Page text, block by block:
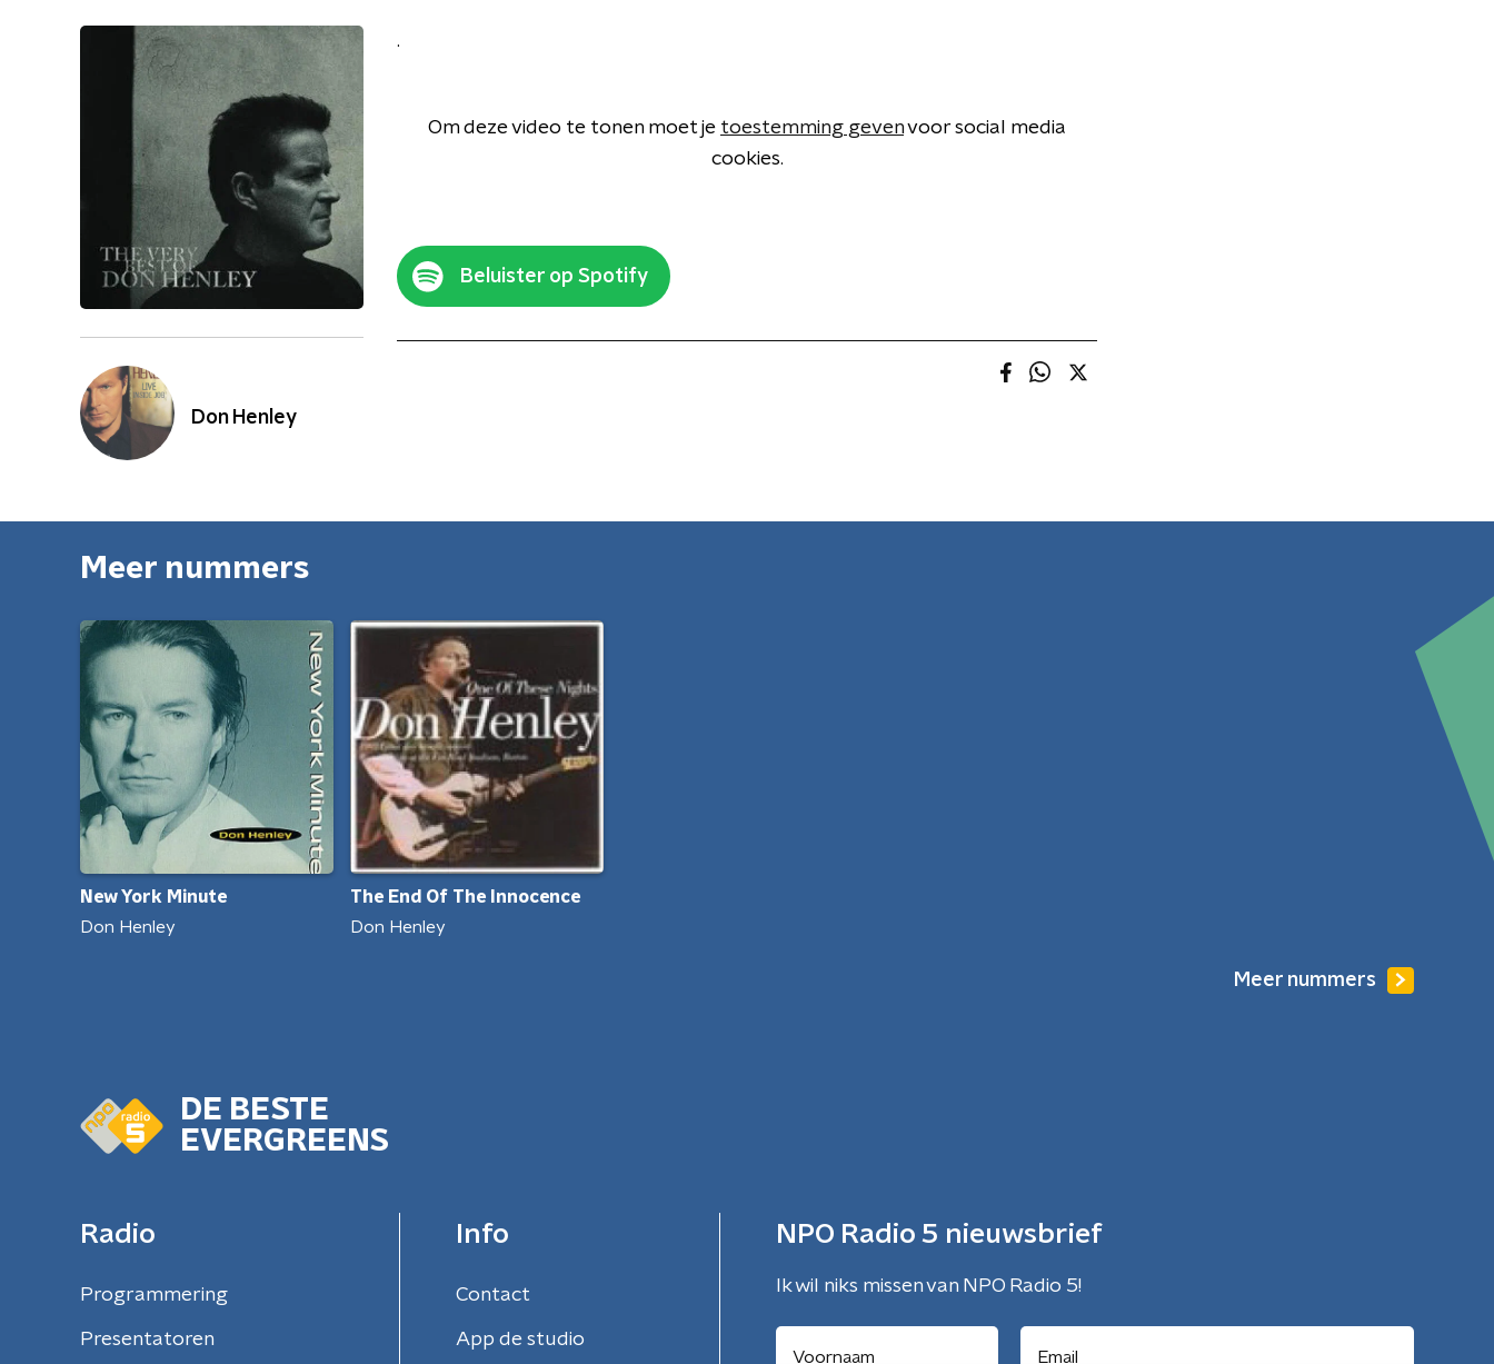
Don Henley
.
Om deze video te tonen moet je toestemming gevenvoor social media
cookies.
Beluister op Spotify
Meer nummers
New York Minute
Don Henley
The End Of The Innocence
Don Henley
Meer nummers
DE BESTE
EVERGREENS
Radio
Programmering
Presentatoren
Info
Contact
App de studio
NPO Radio 5 nieuwsbrief
Ik wil niks missen van NPO Radio 5!